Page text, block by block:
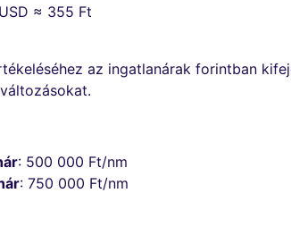
≈ 355 Ft
az ingatlanárak forintban
: 500 000 Ft/nm
: 750 000 Ft/nm